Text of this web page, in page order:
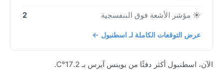
☀️ مؤشر الأشعة فوق البنفسجية 2
عرض التوقعات الكاملة لـ اسطنبول ←
الآن، اسطنبول أكثر دفئًا من بوينس آيرس بـ 17.2°C.